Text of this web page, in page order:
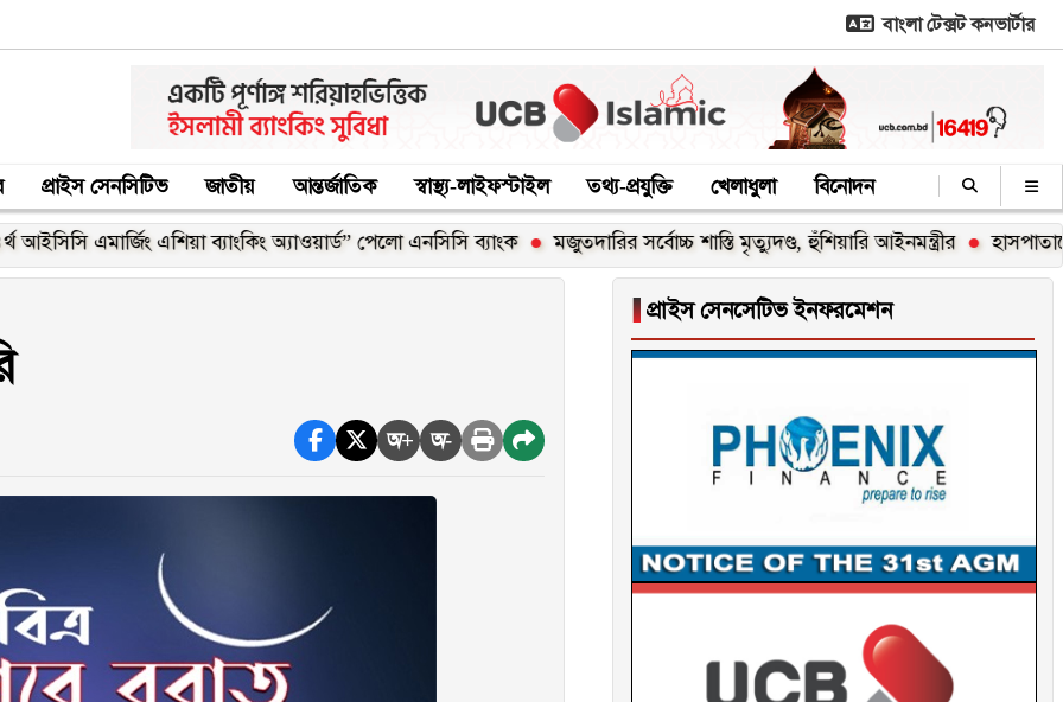
বাংলা টেক্সট কনভার্টার
প্রাইস সেনসিটিভ জাতীয় আন্তর্জাতিক স্বাস্থ্য-লাইফস্টাইল তথ্য-প্রযুক্তি খেলাধুলা বিনোদন
এমার্জিং এশিয়া ব্যাংকিং অ্যাওয়ার্ড” পেলো এনসিসি ব্যাংক মজুতদারির সর্বোচ্চ শাস্তি মৃত্যুদণ্ড, হুঁশিয়ারি আইনমন্ত্রীর হাসপাতালে ভর্তি
অ+ অ-
▐ প্রাইস সেনসেটিভ ইনফরমেশন